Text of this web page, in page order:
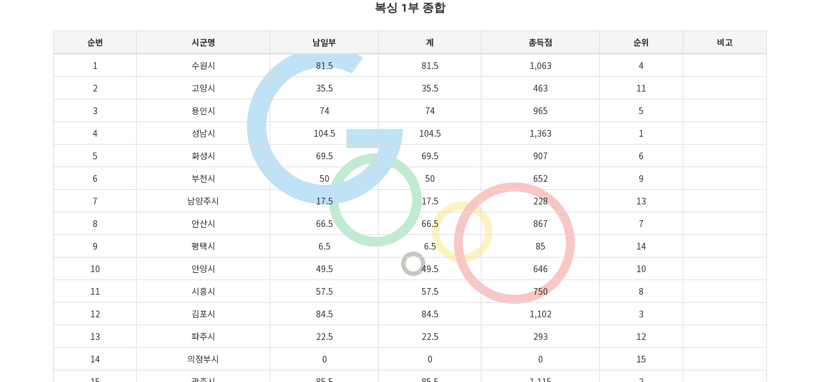
복싱 1부 종합
순번 시군명 남일부 계 총득점 순위
비고
1
수원시 81.5 81.5 1,063
4
2
고양시 35.5 35.5 463
11
3
용인시 74 74 965
5
4
성남시 104.5 104.5 1,363
1
5
화성시 69.5 69.5 907
6
6
부천시 50 50 652
9
7
남양주시 17.5 17.5 228
13
8
안산시 66.5 66.5 867
7
9
평택시 6.5 6.5 85
14
10
안양시 49.5 49.5 646
10
11
시흥시 57.5 57.5 750
8
12
김포시 84.5 84.5 1,102
3
13
파주시 22.5 22.5 293
12
14
의정부시 0 0 0
15